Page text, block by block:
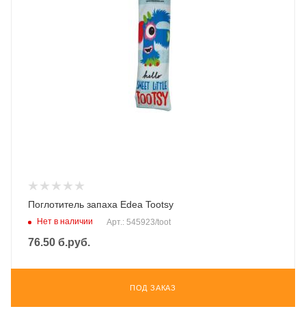
Поглотитель запаха Edea Tootsy
Нет в наличии Арт.: 545923/toot
76.50 б.руб.
ПОД ЗАКАЗ